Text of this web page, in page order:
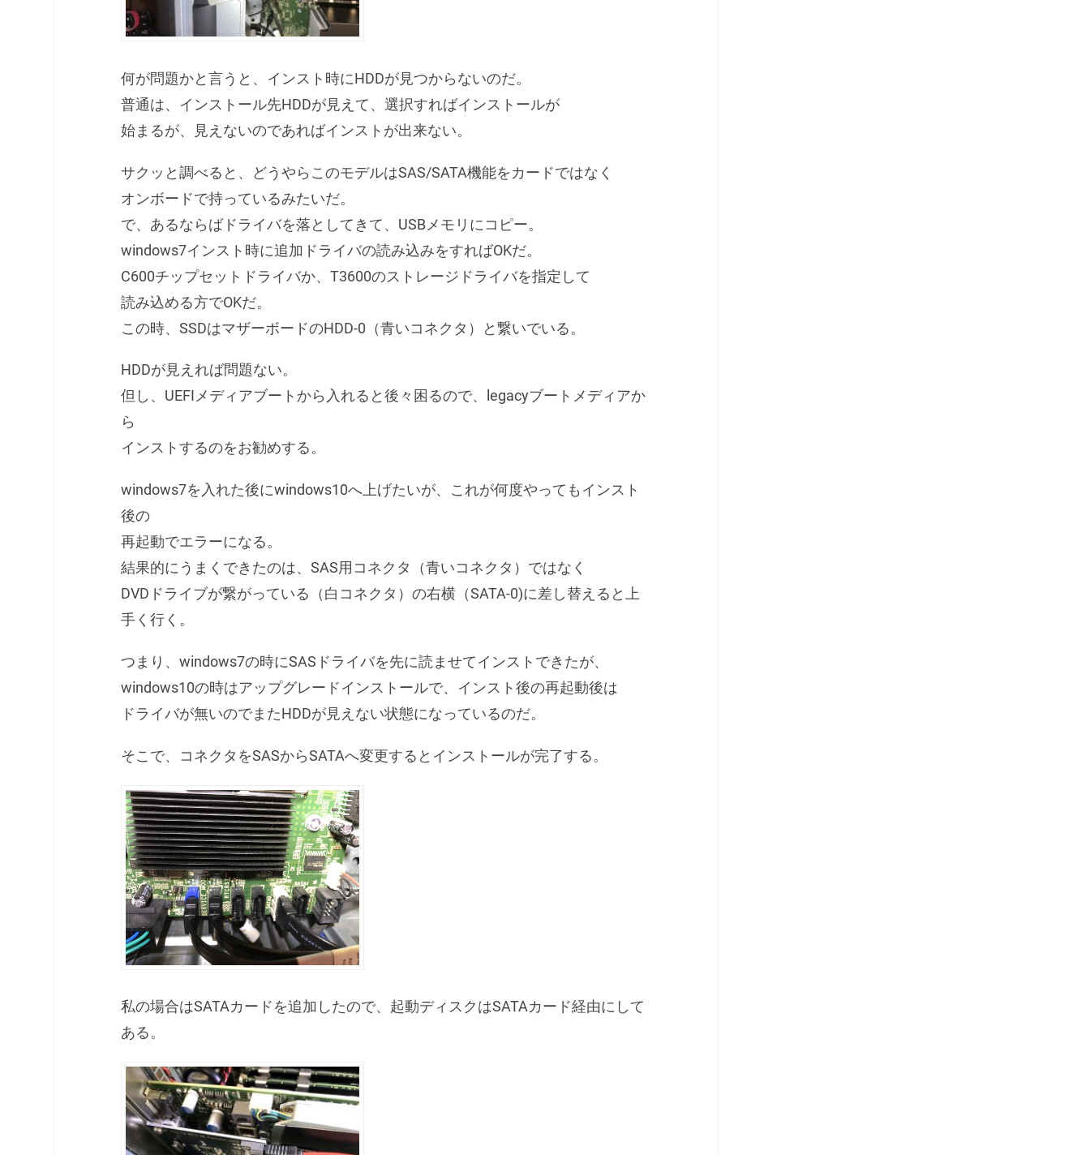
何が問題かと言うと、インスト時にHDDが見つからないのだ。
普通は、インストール先HDDが見えて、選択すればインストールが
始まるが、見えないのであればインストが出来ない。
サクッと調べると、どうやらこのモデルはSAS/SATA機能をカードではなく
オンボードで持っているみたいだ。
で、あるならばドライバを落としてきて、USBメモリにコピー。
windows7インスト時に追加ドライバの読み込みをすればOKだ。
C600チップセットドライバか、T3600のストレージドライバを指定して
読み込める方でOKだ。
この時、SSDはマザーボードのHDD-0（青いコネクタ）と繋いでいる。
HDDが見えれば問題ない。
但し、UEFIメディアブートから入れると後々困るので、legacyブートメディアか
ら
インストするのをお勧めする。
windows7を入れた後にwindows10へ上げたいが、これが何度やってもインスト
後の
再起動でエラーになる。
結果的にうまくできたのは、SAS用コネクタ（青いコネクタ）ではなく
DVDドライブが繋がっている（白コネクタ）の右横（SATA-0)に差し替えると上
手く行く。
つまり、windows7の時にSASドライバを先に読ませてインストできたが、
windows10の時はアップグレードインストールで、インスト後の再起動後は
ドライバが無いのでまたHDDが見えない状態になっているのだ。
そこで、コネクタをSASからSATAへ変更するとインストールが完了する。
私の場合はSATAカードを追加したので、起動ディスクはSATAカード経由にして
ある。